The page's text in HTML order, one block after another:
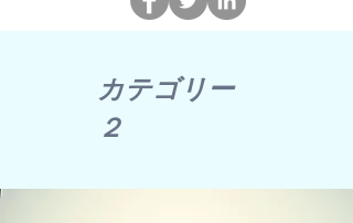
​カテゴリー
２